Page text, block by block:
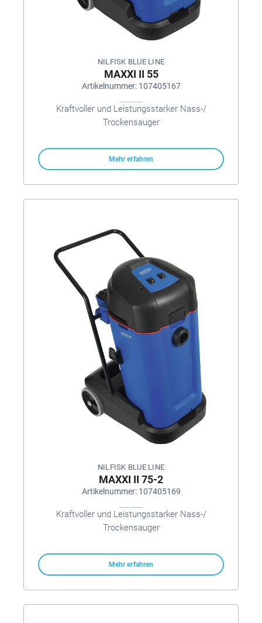
NILFISK BLUE LINE
MAXXI II 55
Artikelnummer: 107405167
Kraftvoller und Leistungsstarker Nass-/
Trockensauger
Mehr erfahren
NILFISK BLUE LINE
MAXXI II 75-2
Artikelnummer: 107405169
Kraftvoller und Leistungsstarker Nass-/
Trockensauger
Mehr erfahren